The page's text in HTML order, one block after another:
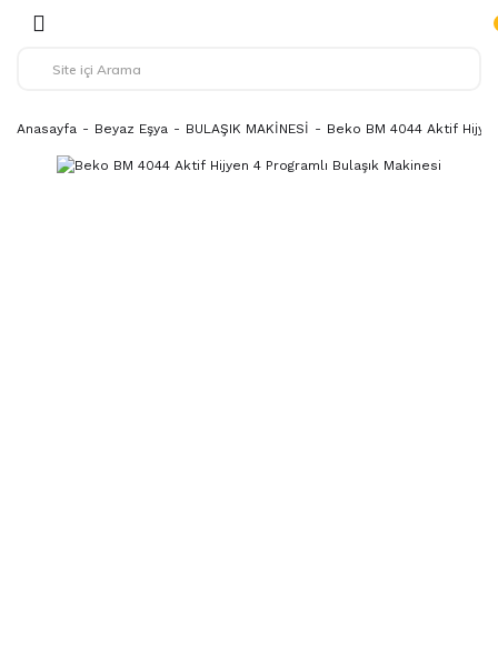
Anasayfa Beyaz Eşya BULAŞIK MAKİNESİ Beko BM 4044 Aktif